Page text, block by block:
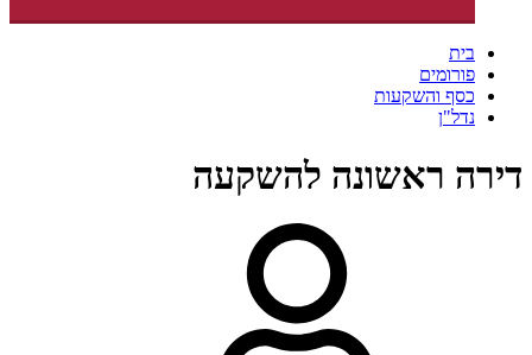
בית
פורומים
כסף והשקעות
נדל"ן
דירה ראשונה להשקעה